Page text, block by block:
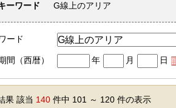
ーワード
G線上のアリア
ード
間（西暦） 年 月 日
果 該当 140 件中 101 ～ 120 件の表示